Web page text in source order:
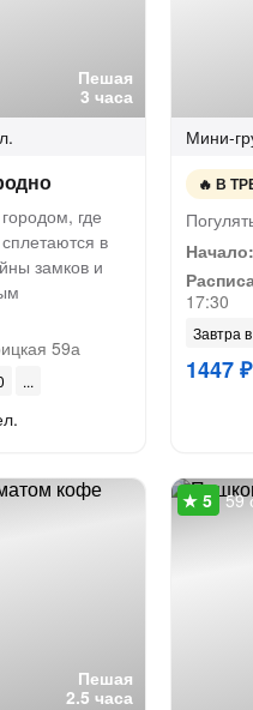
Пешая
3 часа
где
в
замков и
59а
Мини-
В
Начало:
17:30
Завтра
1447 ₽
Пешая
2.5 часа
59